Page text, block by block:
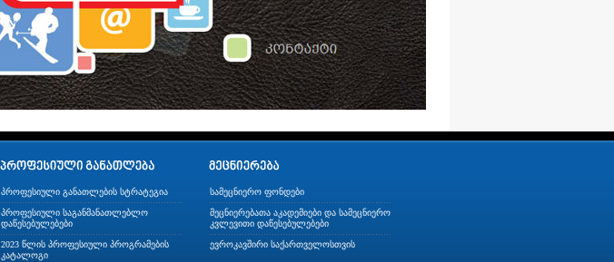
პროფესიული განათლების სტრატეგია
პროფესიული საგანმანათლებლო
დაწესებულებები
2023 წლის პროფესიული პროგრამების
კატალოგი
სამეცნიერო ფონდები
მეცნიერებათა აკადემიები და სამეცნიერო
კვლევითი დაწესებულებები
ევროკავშირი საქართველოსთვის